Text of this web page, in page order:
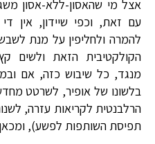
אצל מי שהאסון-ללא-אסון
עם זאת, וכפי שיידון, אין
להמרה ולחליפין על מנת
הקולקטיבית הזאת ולשים
מנגד, כל שיבוש כזה, אם
בלשונו של אופיר, לשרטט
הרלבנטית לקריאות עזרה,
תפיסת השותפות לפשע),